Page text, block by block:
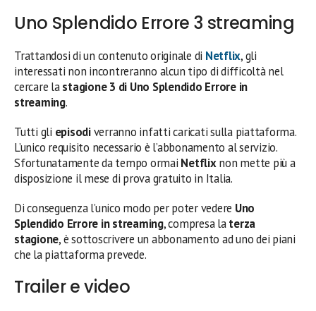
Uno Splendido Errore 3 streaming
Trattandosi di un contenuto originale di Netflix, gli
interessati non incontreranno alcun tipo di difficoltà nel
cercare lastagione 3 di Uno Splendido Errore in
streaming.
Tutti gli episodiverranno infatti caricati sulla piattaforma.
L’unico requisito necessario è l’abbonamento al servizio.
Sfortunatamente da tempo ormai Netflixnon mette più a
disposizione il mese di prova gratuito in Italia.
Di conseguenza l’unico modo per poter vedere Uno
Splendido Errore in streaming, compresa laterza
stagione, è sottoscrivere un abbonamento ad uno dei piani
che la piattaforma prevede.
Trailer e video